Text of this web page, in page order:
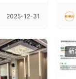
2025-12-31
剖
新